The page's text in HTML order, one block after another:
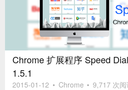
Chrome 扩展程序 Speed
1.5.1
2015-01-12 • Chrome • 9,717 次阅